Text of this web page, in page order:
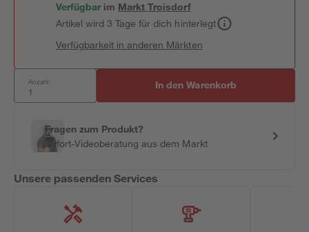
Verfügbar im MarktTroisdorf
Artikel wird 3 Tage für dich hinterlegt
Verfügbarkeit in anderen Märkten
Anzahl: In den Warenkorb
Fragen zum Produkt?
Sofort-Videoberatung aus dem Markt
Unsere passenden Services